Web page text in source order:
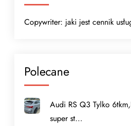
Copywriter: jaki jest cennik
Polecane
Audi RS Q3 Tylko
super st...